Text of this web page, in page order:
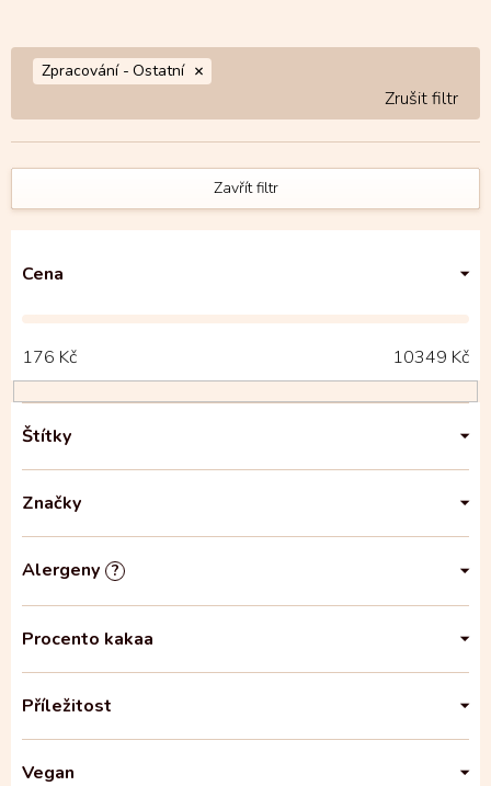
Zpracování - Ostatní
Zavřít filtr
Cena
176 Kč 10349 Kč
Štítky
Značky
Alergeny ?
Procento kakaa
Příležitost
Vegan